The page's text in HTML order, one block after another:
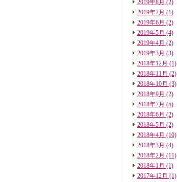
2019年8月 (2)
2019年7月 (1)
2019年6月 (2)
2019年5月 (4)
2019年4月 (2)
2019年3月 (3)
2018年12月 (1)
2018年11月 (2)
2018年10月 (3)
2018年9月 (2)
2018年7月 (5)
2018年6月 (2)
2018年5月 (2)
2018年4月 (10)
2018年3月 (4)
2018年2月 (11)
2018年1月 (1)
2017年12月 (1)